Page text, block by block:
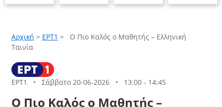
Αρχική > ΕΡΤ1 >
Ο Πιο Καλός ο Μαθητής – Ελληνική
Ταινία
ΕΡΤ1 • Σάββατο 20-06-2026 • 13:00 - 14:45
Ο Πιο Καλός ο Μαθητής –